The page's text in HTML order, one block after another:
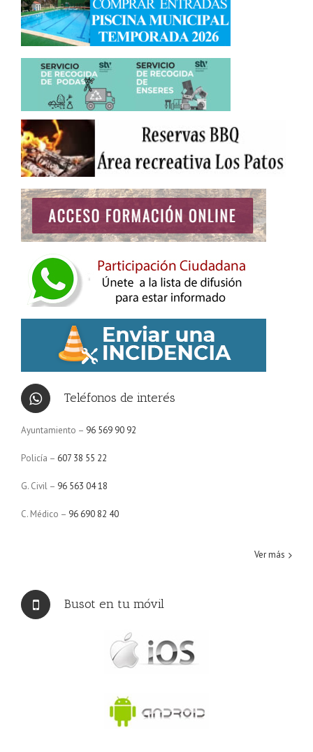
Teléfonos de interés
Ayuntamiento – 96 569 90 92
Policía – 607 38 55 22
G. Civil – 96 563 04 18
C. Médico – 96 690 82 40
Ver más
Busot en tu móvil